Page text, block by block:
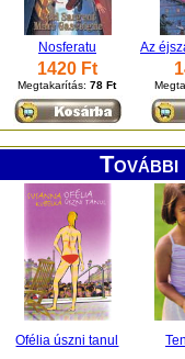
Nosferatu Az
1420 Ft
Megtakarítás:78 Ft
Ofélia úszni tanul